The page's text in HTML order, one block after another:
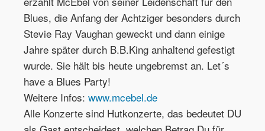
Blues, die Anfang der Achtziger besonders durch
Stevie Ray Vaughan geweckt und dann einige
Jahre später durch B.B.King anhaltend gefestigt
wurde. Sie hält bis heute ungebremst an. Let´s
have a Blues Party!
Weitere Infos: www.mcebel.de
Alle Konzerte sind Hutkonzerte, das bedeutet DU